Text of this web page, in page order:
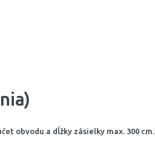
obvodu a dĺžky zásielky max. 300 cm.